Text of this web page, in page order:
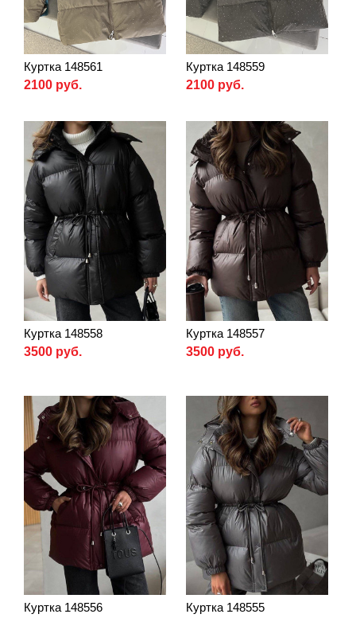
Куртка 148561
2100 руб.
Куртка 148559
2100 руб.
Куртка 148558
3500 руб.
Куртка 148557
3500 руб.
Куртка 148556
Куртка 148555